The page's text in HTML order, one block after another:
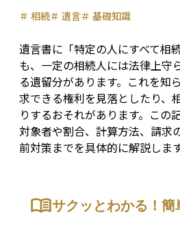
＃ 相続＃ 遺言＃ 基礎知識
遺言書に「特定の人にすべて相
も、一定の相続人には法律上守
る遺留分があります。これを知
求できる権利を見落としたり、
りするおそれがあります。この
対象者や割合、計算方法、請求
前対策までを具体的に解説します
サクッとわかる！簡